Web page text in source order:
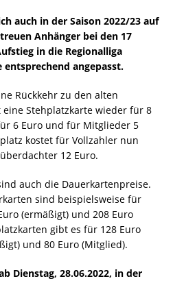
auch in der Saison 2022/23 auf
Anhänger bei den 17
in die Regionalliga
angepasst.
Rückkehr zu den alten
eine Stehplatzkarte wieder für 8
6 Euro und für Mitglieder 5
kostet für Vollzahler nun
12 Euro.
auch die Dauerkartenpreise.
sind beispielsweise für
(ermäßigt) und 208 Euro
gibt es für 128 Euro
und 80 Euro (Mitglied).
Dienstag, 28.06.2022, in der